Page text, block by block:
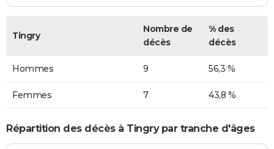
Tingry
Nombre de
décès
% des
décès
Hommes 9 56,3 %
Femmes 7 43,8 %
Répartition des décès à Tingry par tranche d'âges